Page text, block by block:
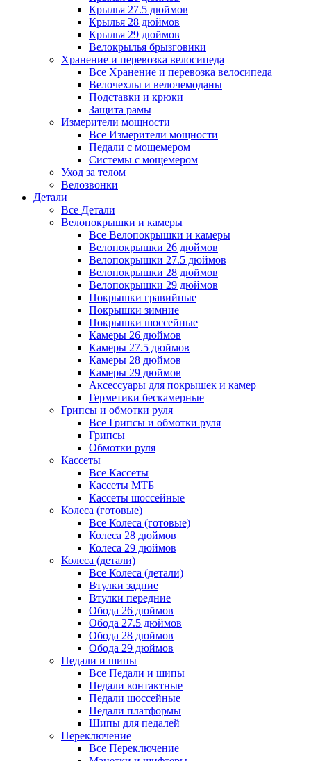
Крылья 27.5 дюймов
Крылья 28 дюймов
Крылья 29 дюймов
Велокрылья брызговики
Хранение и перевозка велосипеда
Все Хранение и перевозка велосипеда
Велочехлы и велочемоданы
Подставки и крюки
Защита рамы
Измерители мощности
Все Измерители мощности
Педали с мощемером
Системы с мощемером
Уход за телом
Велозвонки
Детали
Все Детали
Велопокрышки и камеры
Все Велопокрышки и камеры
Велопокрышки 26 дюймов
Велопокрышки 27.5 дюймов
Велопокрышки 28 дюймов
Велопокрышки 29 дюймов
Покрышки гравийные
Покрышки зимние
Покрышки шоссейные
Камеры 26 дюймов
Камеры 27.5 дюймов
Камеры 28 дюймов
Камеры 29 дюймов
Аксессуары для покрышек и камер
Герметики бескамерные
Грипсы и обмотки руля
Все Грипсы и обмотки руля
Грипсы
Обмотки руля
Кассеты
Все Кассеты
Кассеты МТБ
Кассеты шоссейные
Колеса (готовые)
Все Колеса (готовые)
Колеса 28 дюймов
Колеса 29 дюймов
Колеса (детали)
Все Колеса (детали)
Втулки задние
Втулки передние
Обода 26 дюймов
Обода 27.5 дюймов
Обода 28 дюймов
Обода 29 дюймов
Педали и шипы
Все Педали и шипы
Педали контактные
Педали шоссейные
Педали платформы
Шипы для педалей
Переключение
Все Переключение